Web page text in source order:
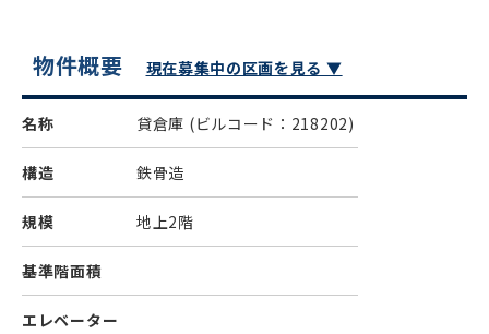
物件概要 現在募集中の区画を見る ▼
名称 貸倉庫 (ビルコード：218202)
構造 鉄骨造
規模 地上2階
基準階面積
エレベーター